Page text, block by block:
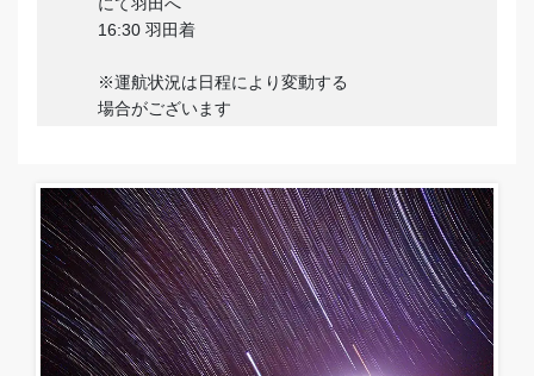
16:30 羽田着
※運航状況は日程により変動する
場合がございます